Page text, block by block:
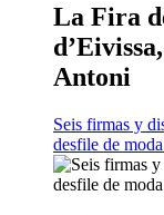
La Fira
Antoni
Seis firmas y
desfile de